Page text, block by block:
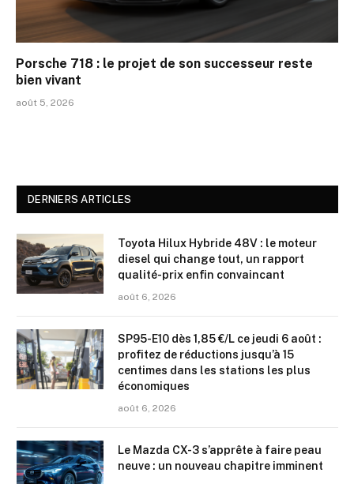
Porsche 718 : le projet de son successeur reste
bien vivant
août 5, 2026
DERNIERS ARTICLES
Toyota Hilux Hybride 48V : le moteur
diesel qui change tout, un rapport
qualité-prix enfin convaincant
août 6, 2026
SP95-E10 dès 1,85 €/L ce jeudi 6 août :
profitez de réductions jusqu’à 15
centimes dans les stations les plus
économiques
août 6, 2026
Le Mazda CX-3 s’apprête à faire peau
neuve : un nouveau chapitre imminent